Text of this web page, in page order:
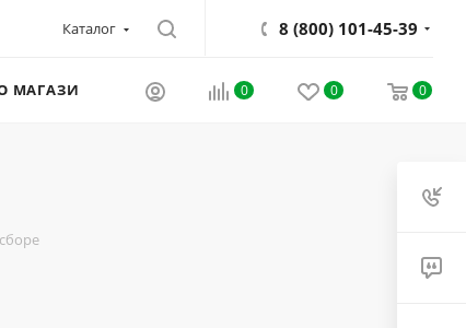
Каталог 8 (800) 101-45-39
0 0 0
МАГАЗИНЕ